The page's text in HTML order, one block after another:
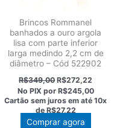
Brincos Rommanel
banhados a ouro argola
lisa com parte inferior
larga medindo 2,2 cm de
diâmetro – Cód 522902
R$349,00O
preço
original
era:
R$349,00.
R$272,22
preço
atual
é:
No PIX por R$245,00
Cartão sem juros em até10x
deR$27,22
Comprar agora